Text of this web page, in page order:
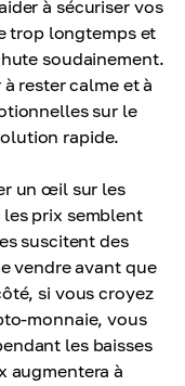
à sécuriser vos
trop longtemps et
soudainement.
rester calme et à
sur le
rapide.
un œil sur les
prix semblent
suscitent des
vendre avant que
si vous croyez
monnaie, vous
les baisses
augmentera à